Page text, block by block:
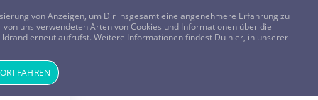
FRAGEN? KOSTENLOS ANRUFEN: 0800-8478266
Magazin ANMELDEN REGISTRIEREN
von Anzeigen, um Dir insgesamt eine angenehmere Erfahrung zu
uns verwendeten Arten von Cookies und Informationen über die
erneut aufrufst. Weitere Informationen findest Du hier, in unserer